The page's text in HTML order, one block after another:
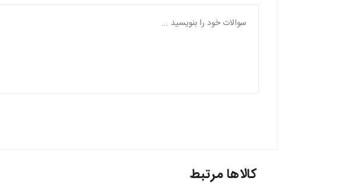
کالاها مرتبط